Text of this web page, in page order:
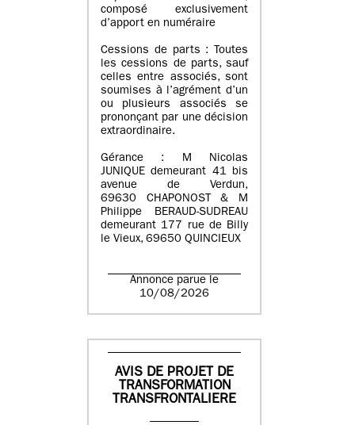
composé exclusivement
d’apport en numéraire
Cessions de parts : Toutes
les cessions de parts, sauf
celles entre associés, sont
soumises à l’agrément d’un
ou plusieurs associés se
prononçant par une décision
extraordinaire.
Gérance : M Nicolas
JUNIQUE demeurant 41 bis
avenue de Verdun,
69630 CHAPONOST & M
Philippe BERAUD-SUDREAU
demeurant 177 rue de Billy
le Vieux, 69650 QUINCIEUX
Annonce parue le
10/08/2026
AVIS DE PROJET DE
TRANSFORMATION
TRANSFRONTALIERE